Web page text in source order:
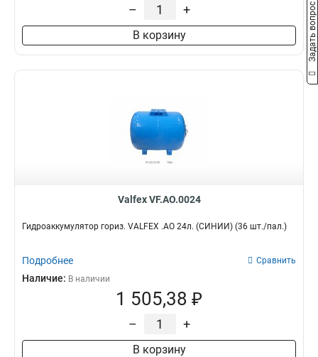
– +
В корзину
Valfex VF.AO.0024
Гидроаккумулятор гориз. VALFEX .AO 24л. (СИНИЙ) (36 шт./пал.)
Подробнее Сравнить
Наличие: В наличии
1 505,38 ₽
– +
В корзину
Задать вопрос